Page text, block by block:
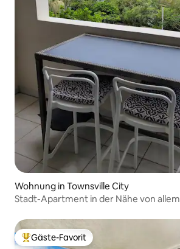
Wohnung in Townsville City
Stadt-Apartment in der Nähe von allem
Beliebter Gäste-Favorit.
Gäste-Favorit